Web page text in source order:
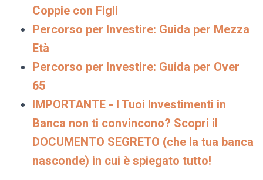
Coppie con Figli
Percorso per Investire: Guida per Mezza
Età
Percorso per Investire: Guida per Over
65
IMPORTANTE - I Tuoi Investimenti in
Banca non ti convincono? Scopri il
DOCUMENTO SEGRETO (che la tua banca
nasconde) in cui è spiegato tutto!